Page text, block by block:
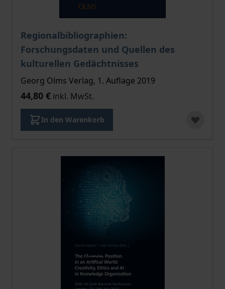
Regionalbibliographien:
Forschungsdaten und Quellen des
kulturellen Gedächtnisses
Georg Olms Verlag, 1. Auflage 2019
44,80 € inkl. MwSt.
In den Warenkorb